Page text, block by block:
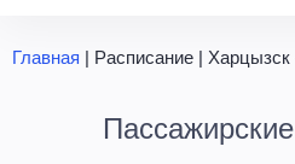
Главная | Расписание | Харцызск